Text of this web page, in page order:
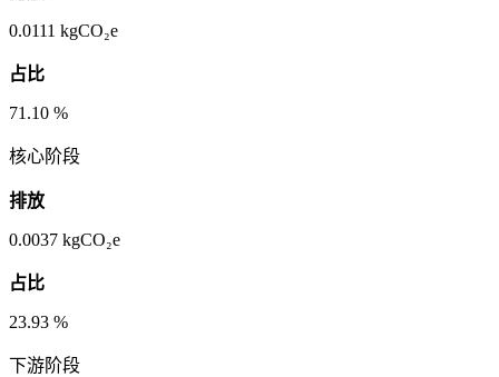
0.0111 kgCO₂e
占比
71.10 %
核心阶段
排放
0.0037 kgCO₂e
占比
23.93 %
下游阶段